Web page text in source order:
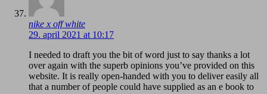
nike x off white
29. april 2021 at 10:17
I needed to draft you the bit of word just to say thanks a lot
over again with the superb opinions you’ve provided on this
website. It is really open-handed with you to deliver easily all
that a number of people could have supplied as an e book to